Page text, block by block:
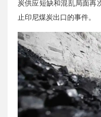
炭供应短缺和混乱局面再
止印尼煤炭出口的事件。